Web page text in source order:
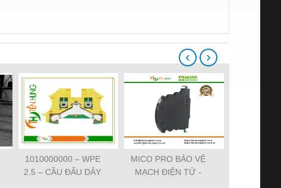
1010000000 – WPE
2.5 – CẦU ĐẤU DÂY
MICO PRO BẢO VỆ
MẠCH ĐIỆN TỬ -
‹ ›